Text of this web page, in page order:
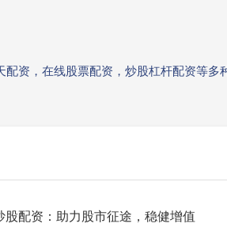
资，在线股票配资，炒股杠杆配资等
配资：助力股市征途，稳健增值